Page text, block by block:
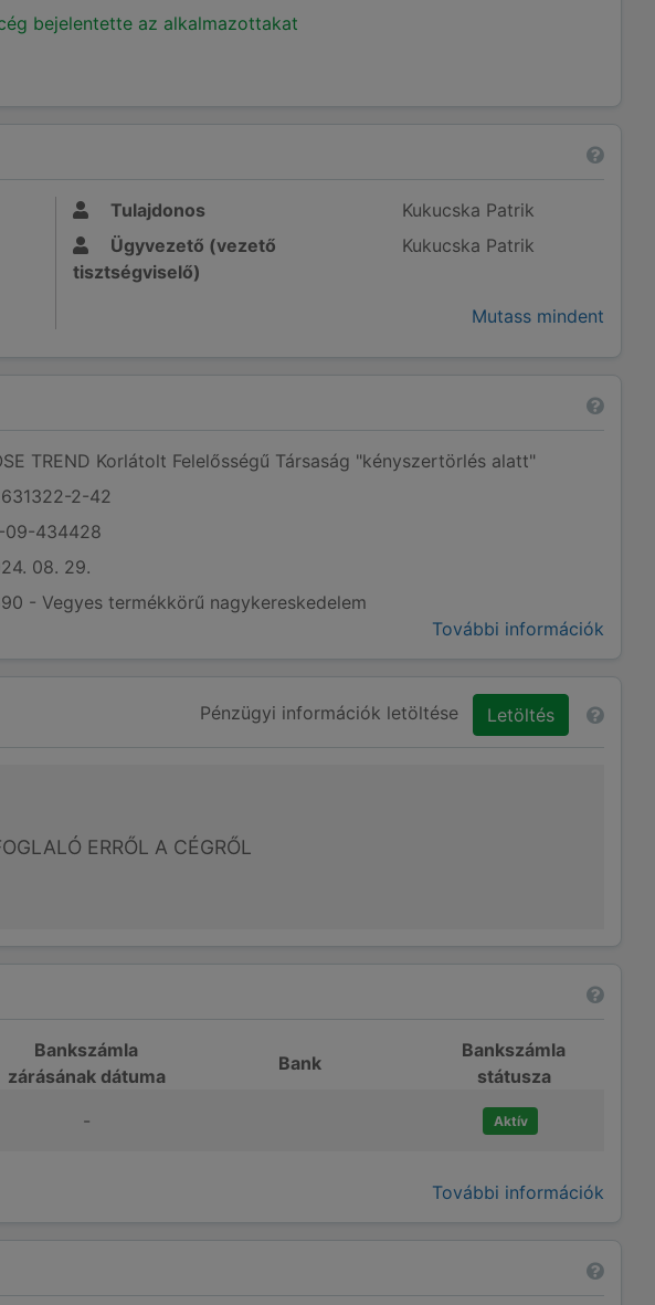
bejelentette az alkalmazottakat
Tulajdonos
Kukucska Patrik
Ügyvezető (vezető
tisztségviselő)
Kukucska Patrik
Mutass mindent
TREND Korlátolt Felelősségű Társaság "kényszertörlés alatt"
2-42
09-434428
08. 29.
- Vegyes termékkörű nagykereskedelem
További információk
Pénzügyi információk letöltése Letöltés
ERRŐL A CÉGRŐL
Bankszámla
zárásának dátuma
Bank
Bankszámla
státusza
- Aktív
További információk